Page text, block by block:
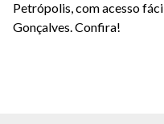
Petrópolis, com acesso
Gonçalves. Confira!